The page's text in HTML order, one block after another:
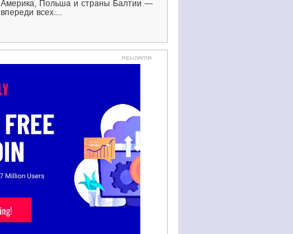
Америка, Польша и страны Балтии —
впереди всех....